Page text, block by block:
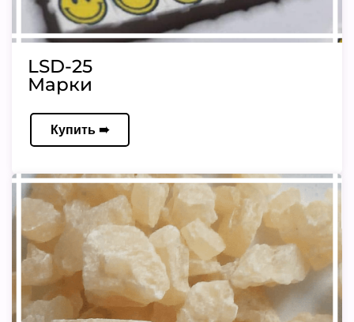
LSD-25
Марки
Купить ➠